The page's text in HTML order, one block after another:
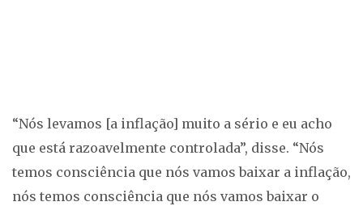
“Nós levamos [a inflação] muito a sério e eu acho
que está razoavelmente controlada”, disse. “Nós
temos consciência que nós vamos baixar a inflação,
nós temos consciência que nós vamos baixar o